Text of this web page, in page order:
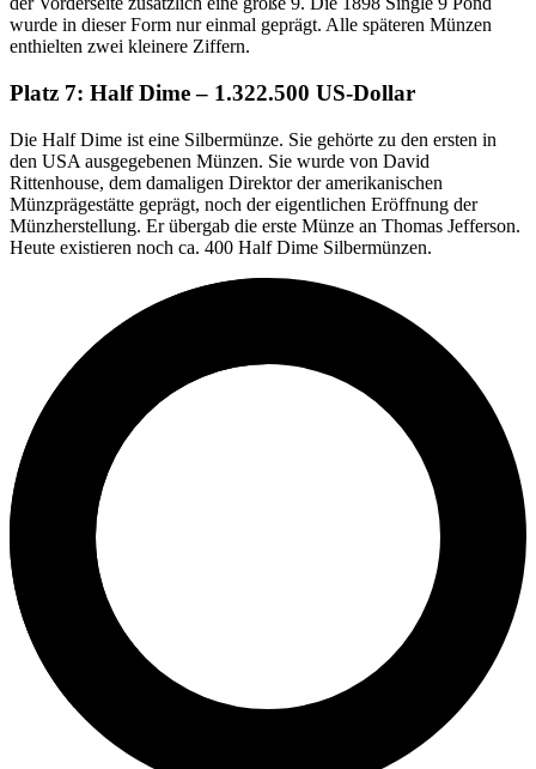
wurde in dieser Form nur einmal geprägt. Alle späteren Münzen
enthielten zwei kleinere Ziffern.
Platz 7: Half Dime – 1.322.500 US-Dollar
Die Half Dime ist eine Silbermünze. Sie gehörte zu den ersten in
den USA ausgegebenen Münzen. Sie wurde von David
Rittenhouse, dem damaligen Direktor der amerikanischen
Münzprägestätte geprägt, noch der eigentlichen Eröffnung der
Münzherstellung. Er übergab die erste Münze an Thomas Jefferson.
Heute existieren noch ca. 400 Half Dime Silbermünzen.